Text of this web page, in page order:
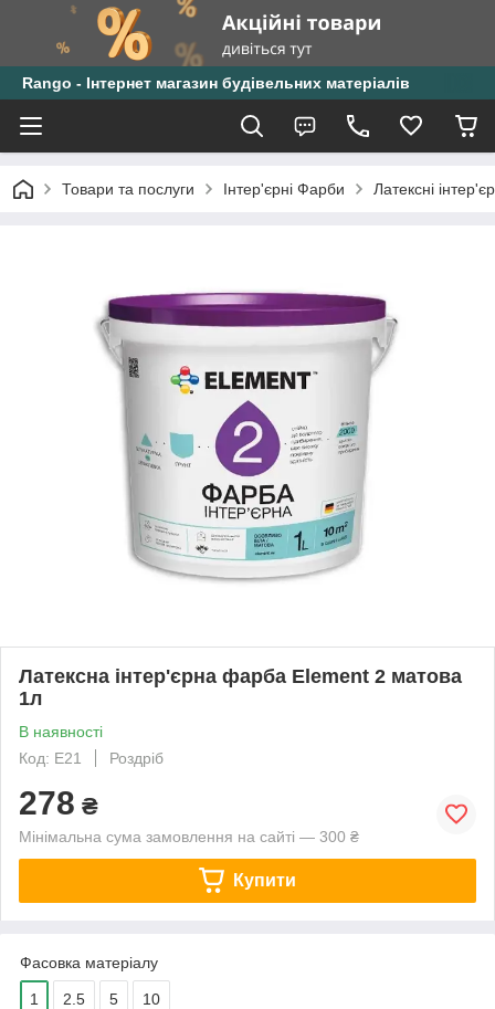
Rango - Інтернет магазин будівельних матеріалів
Товари та послуги Інтер'єрні Фарби Латексні
Латексна інтер'єрна фарба Element 2 матова
1л
В наявності
Код: E21
Роздріб
278 ₴
Мінімальна сума замовлення на сайті — 300 ₴
Купити
Фасовка матеріалу
1 2.5 5 10